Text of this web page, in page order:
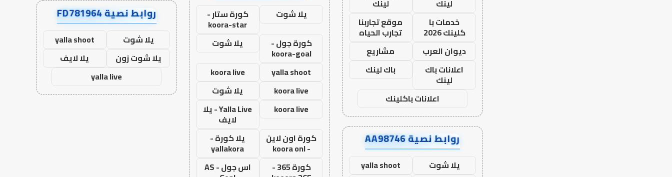
لينك
لينك
خدمات با
كلينك 2026
موقع تجاربنا
تجارب الحياه
ديوان العرب
مشاريع
اعلانات باك
لينك
باك لينك
اعلانات باكلينك
روابط نصية AA98746
يلا شوت
yalla shoot
يلا شوت كورة ستار -
koora-star
كورة جول -
koora-goal
يلا شوت
yalla shoot
koora live
koora live
يلا شوت
koora live
Yalla Live - يلا
لايف
كورة اون لاين
- koora onl
يلا كورة -
yallakora
كورة 365 -
اس جول - AS
روابط نصية FD781964
يلا شوت
yalla shoot
يلا شوت زون
يلا لايف
yalla live